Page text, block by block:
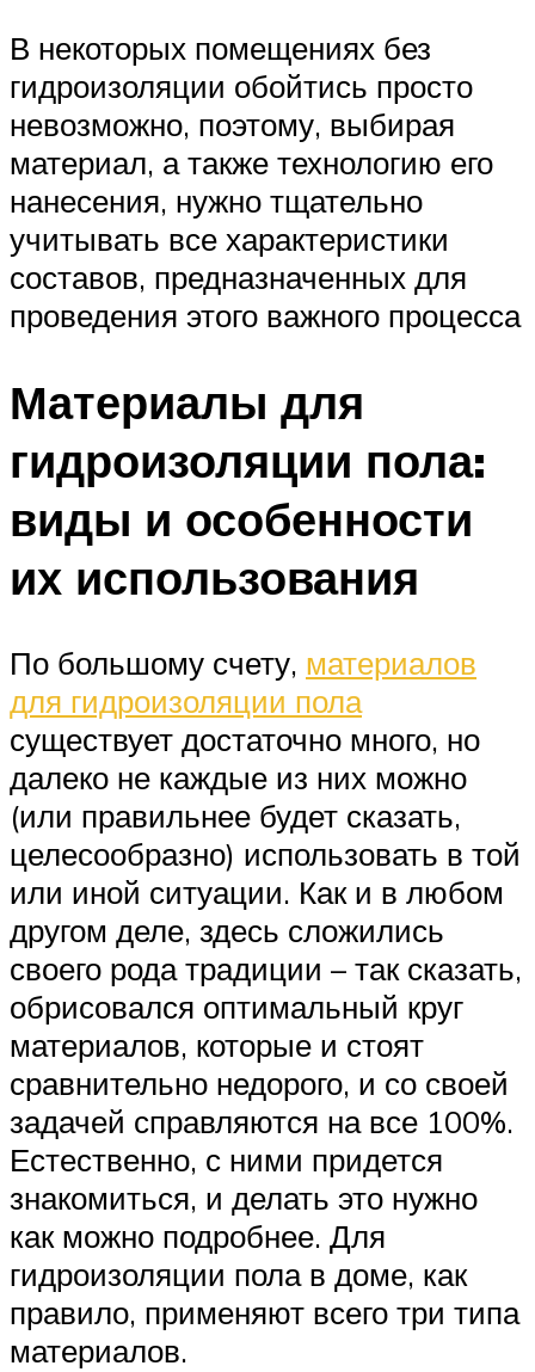
В некоторых помещениях без
гидроизоляции обойтись просто
невозможно, поэтому, выбирая
материал, а также технологию его
нанесения, нужно тщательно
учитывать все характеристики
составов, предназначенных для
проведения этого важного процесса
Материалы для
гидроизоляции пола:
виды и особенности
их использования
По большому счету, материалов
для гидроизоляции пола
существует достаточно много, но
далеко не каждые из них можно
(или правильнее будет сказать,
целесообразно) использовать в той
или иной ситуации. Как и в любом
другом деле, здесь сложились
своего рода традиции – так сказать,
обрисовался оптимальный круг
материалов, которые и стоят
сравнительно недорого, и со своей
задачей справляются на все 100%.
Естественно, с ними придется
знакомиться, и делать это нужно
как можно подробнее. Для
гидроизоляции пола в доме, как
правило, применяют всего три типа
материалов.